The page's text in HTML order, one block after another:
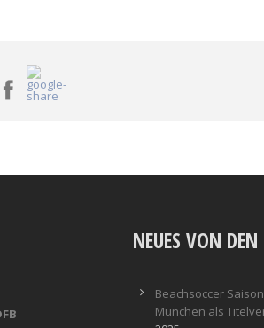
NEUES VON
Beachsoccer
München als